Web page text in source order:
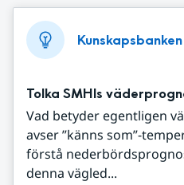
Kunskapsbanken
Tolka SMHIs
Vad betyder egentligen
avser ”känns som”-
förstå
denna vägled...